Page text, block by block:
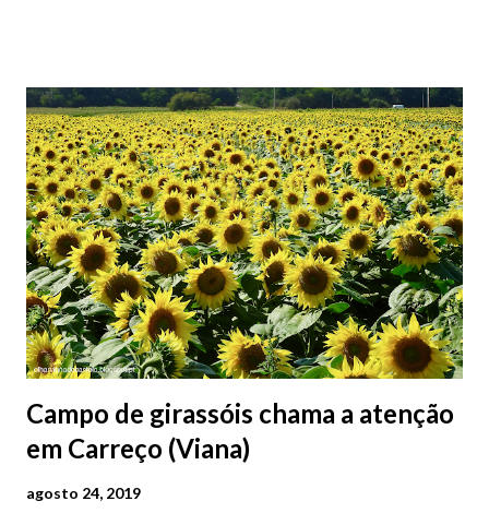
Campo de girassóis chama a atenção
em Carreço (Viana)
agosto 24, 2019